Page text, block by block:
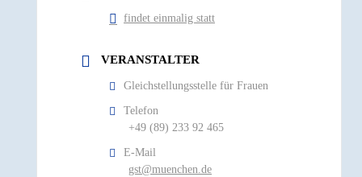
findet einmalig statt
VERANSTALTER
Gleichstellungsstelle für Frauen
Telefon
+49 (89) 233 92 465
E-Mail
gst@muenchen.de